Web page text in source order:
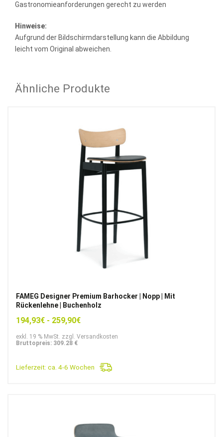
Gastronomieanforderungen gerecht zu werden
Hinweise:
Aufgrund der Bildschirmdarstellung kann die Abbildung
leicht vom Original abweichen.
Ähnliche Produkte
FAMEG Designer Premium Barhocker | Nopp | Mit
Rückenlehne | Buchenholz
194,93€ - 259,90€
exkl. 19 % MwSt. zzgl. Versandkosten
Bruttopreis: 309.28 €
Lieferzeit: ca. 4-6 Wochen